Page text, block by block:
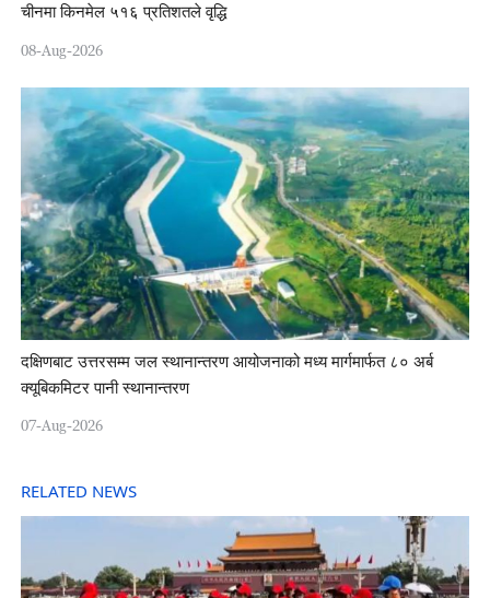
चीनमा किनमेल ५१६ प्रतिशतले वृद्धि
08-Aug-2026
दक्षिणबाट उत्तरसम्म जल स्थानान्तरण आयोजनाको मध्य मार्गमार्फत ८० अर्ब
क्यूबिकमिटर पानी स्थानान्तरण
07-Aug-2026
RELATED NEWS